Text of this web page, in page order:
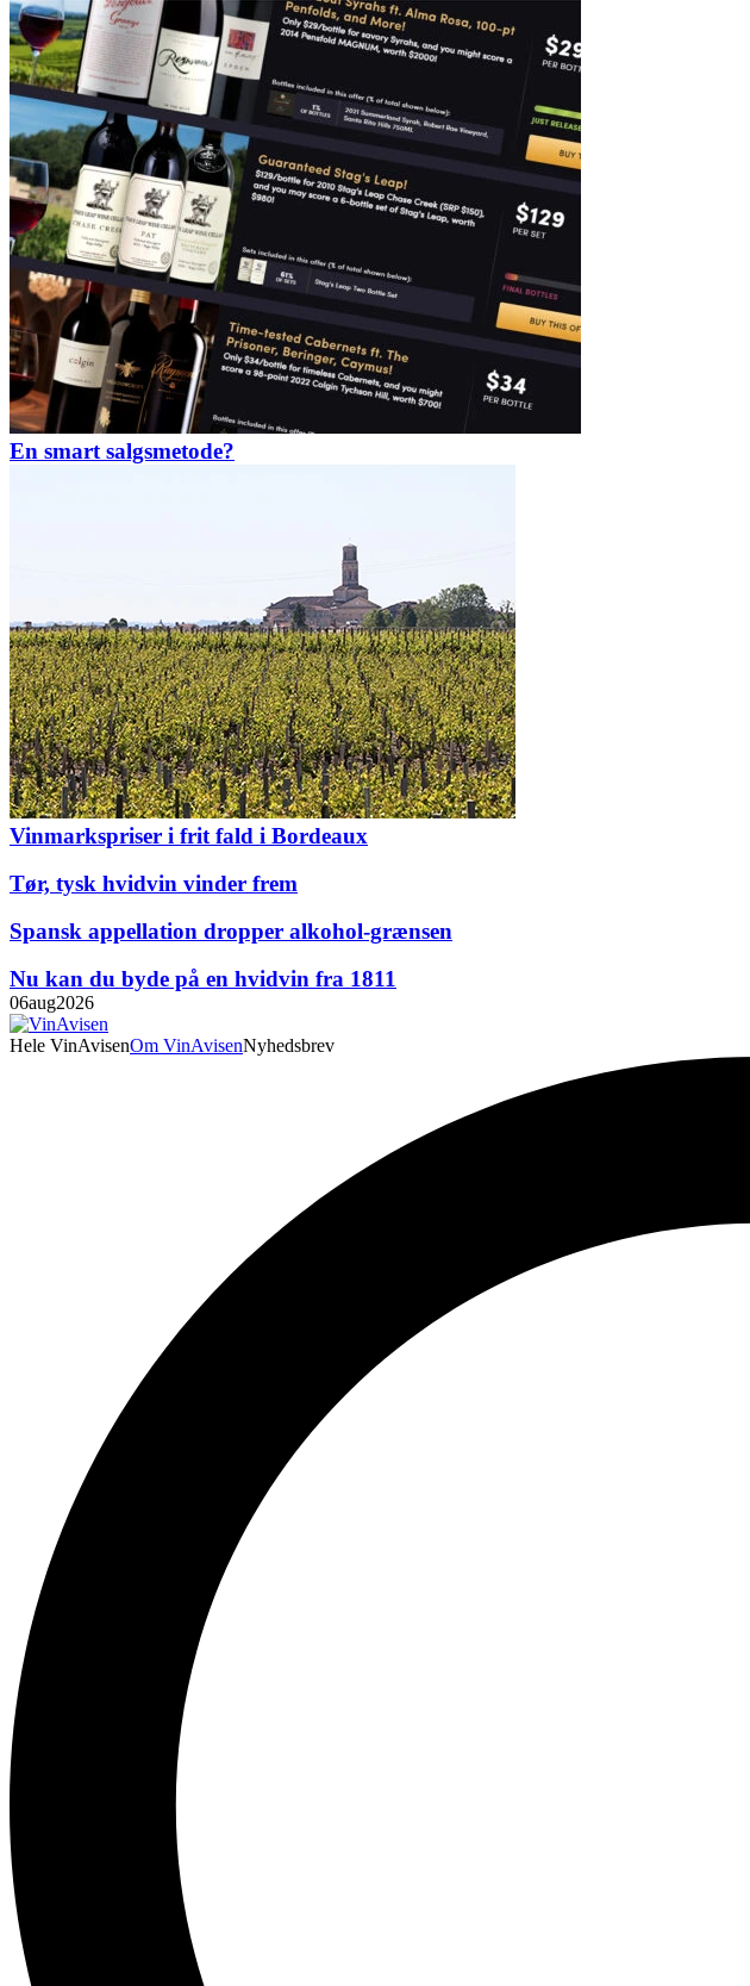
En smart salgsmetode?
Vinmarkspriser i frit fald i Bordeaux
Tør, tysk hvidvin vinder frem
Spansk appellation dropper alkohol-grænsen
Nu kan du byde på en hvidvin fra 1811
06aug2026
Hele VinAvisenOm VinAvisenNyhedsbrev